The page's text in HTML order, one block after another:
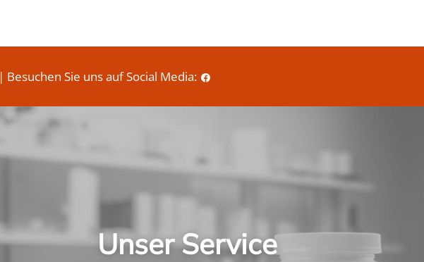
| Besuchen Sie uns auf Social Media:
Unser Service